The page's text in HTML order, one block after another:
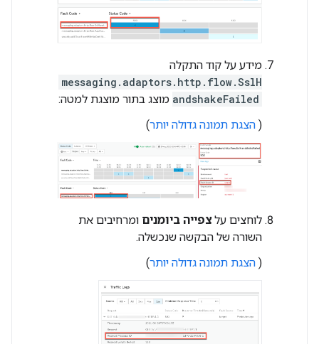
מידע על קוד התקלה
messaging.adaptors.http.flow.SslH
andshakeFailed מוצג בתור מוצגת למטה:
( הצגת תמונה גדולה יותר)
לוחצים עלצפייה ביומנים ומרחיבים את
השורה של הבקשה שנכשלה.
( הצגת תמונה גדולה יותר)